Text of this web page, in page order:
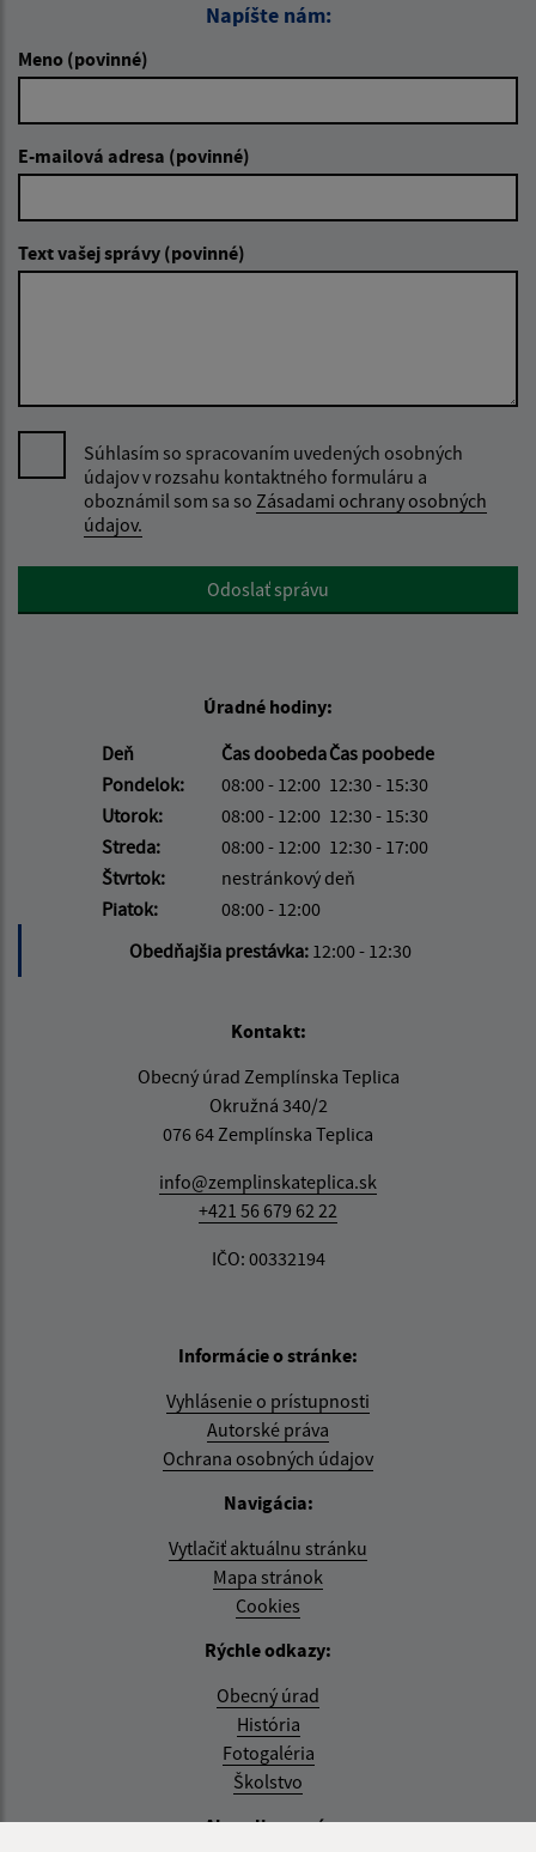
Napíšte nám:
Meno (povinné)
E-mailová adresa (povinné)
Text vašej správy (povinné)
Súhlasím so spracovaním uvedených osobných
údajov v rozsahu kontaktného formuláru a
oboznámil som sa so Zásadami ochrany osobných
údajov.
Google reCaptcha ResponseOdoslať správu
Úradné hodiny:
Deň
Čas doobedaČas poobede
Pondelok:
08:00 - 12:00 12:30 - 15:30
Utorok:
08:00 - 12:00 12:30 - 15:30
Streda:
08:00 - 12:00 12:30 - 17:00
Štvrtok:
nestránkový deň
Piatok:
08:00 - 12:00
Obedňajšia prestávka: 12:00 - 12:30
Kontakt:
Obecný úrad Zemplínska Teplica
Okružná 340/2
076 64 Zemplínska Teplica
info@zemplinskateplica.sk
+421 56 679 62 22
IČO: 00332194
Informácie o stránke:
Vyhlásenie o prístupnosti
Autorské práva
Ochrana osobných údajov
Navigácia:
Vytlačiť aktuálnu stránku
Mapa stránok
Cookies
Rýchle odkazy:
Obecný úrad
História
Fotogaléria
Školstvo
Aktualizované: